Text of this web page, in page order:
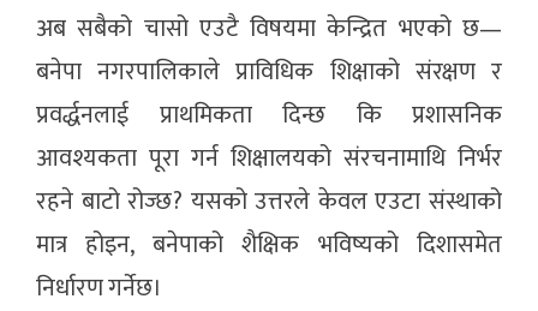
अब सबैको चासो एउटै विषयमा केन्द्रित भएको छ—
बनेपा नगरपालिकाले प्राविधिक शिक्षाको संरक्षण र
प्रवर्द्धनलाई प्राथमिकता दिन्छ कि प्रशासनिक
आवश्यकता पूरा गर्न शिक्षालयको संरचनामाथि निर्भर
रहने बाटो रोज्छ? यसको उत्तरले केवल एउटा संस्थाको
मात्र होइन, बनेपाको शैक्षिक भविष्यको दिशासमेत
निर्धारण गर्नेछ।